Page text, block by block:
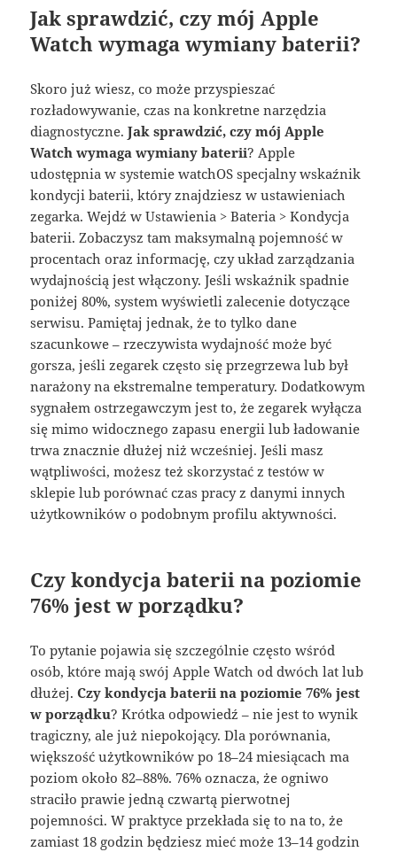
Jak sprawdzić, czy mój Apple
Watch wymaga wymiany baterii?
Skoro już wiesz, co może przyspieszać
rozładowywanie, czas na konkretne narzędzia
diagnostyczne.Jak sprawdzić, czy mój Apple
Watch wymaga wymiany baterii? Apple
udostępnia w systemie watchOS specjalny wskaźnik
kondycji baterii, który znajdziesz w ustawieniach
zegarka. Wejdź w Ustawienia > Bateria > Kondycja
baterii. Zobaczysz tam maksymalną pojemność w
procentach oraz informację, czy układ zarządzania
wydajnością jest włączony. Jeśli wskaźnik spadnie
poniżej 80%, system wyświetli zalecenie dotyczące
serwisu. Pamiętaj jednak, że to tylko dane
szacunkowe – rzeczywista wydajność może być
gorsza, jeśli zegarek często się przegrzewa lub był
narażony na ekstremalne temperatury. Dodatkowym
sygnałem ostrzegawczym jest to, że zegarek wyłącza
się mimo widocznego zapasu energii lub ładowanie
trwa znacznie dłużej niż wcześniej. Jeśli masz
wątpliwości, możesz też skorzystać z testów w
sklepie lub porównać czas pracy z danymi innych
użytkowników o podobnym profilu aktywności.
Czy kondycja baterii na poziomie
76% jest w porządku?
To pytanie pojawia się szczególnie często wśród
osób, które mają swój Apple Watch od dwóch lat lub
dłużej.Czy kondycja baterii na poziomie 76% jest
w porządku? Krótka odpowiedź – nie jest to wynik
tragiczny, ale już niepokojący. Dla porównania,
większość użytkowników po 18–24 miesiącach ma
poziom około 82–88%. 76% oznacza, że ogniwo
straciło prawie jedną czwartą pierwotnej
pojemności. W praktyce przekłada się to na to, że
zamiast 18 godzin będziesz mieć może 13–14 godzin